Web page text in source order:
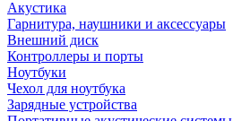
Акустика
Гарнитура, наушники и аксессуары
Внешний диск
Контроллеры и порты
Ноутбуки
Чехол для ноутбука
Зарядные устройства